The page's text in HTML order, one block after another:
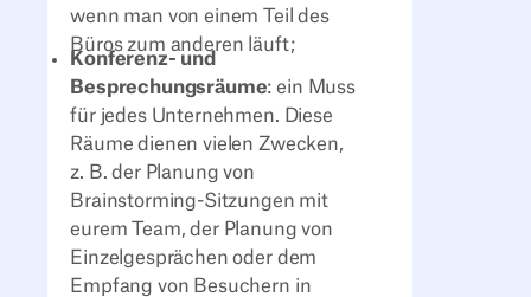
wenn man von einem Teil des
Büros zum anderen läuft;
Konferenz- und
Besprechungsräume: ein Muss
für jedes Unternehmen. Diese
Räume dienen vielen Zwecken,
z. B. der Planung von
Brainstorming-Sitzungen mit
eurem Team, der Planung von
Einzelgesprächen oder dem
Empfang von Besuchern in